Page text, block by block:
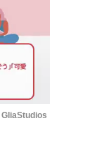
GliaStudios